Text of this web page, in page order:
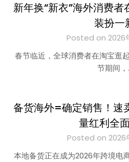
新年换“新衣”海外消费
装扮一
Posted on 2026
春节临近，全球消费者在淘宝逛
节期间
备货海外=确定销售！速
量红利全
Posted on 2026
本地备货正在成为2026年跨境电